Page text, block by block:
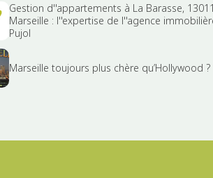
Gestion d''appartements à La Barasse,
Marseille : l''expertise de l''agence
Pujol
Marseille toujours plus chère qu’Hollywood ?